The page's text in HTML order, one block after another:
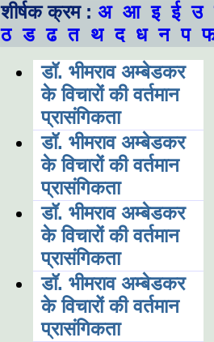
शीर्षक क्रम : अ आ इ ई उ
ठ ड ढ त थ द ध न प
डॉ. भीमराव अम्बेडकर
के विचारों की वर्तमान
प्रासंगिकता
डॉ. भीमराव अम्बेडकर
के विचारों की वर्तमान
प्रासंगिकता
डॉ. भीमराव अम्बेडकर
के विचारों की वर्तमान
प्रासंगिकता
डॉ. भीमराव अम्बेडकर
के विचारों की वर्तमान
प्रासंगिकता